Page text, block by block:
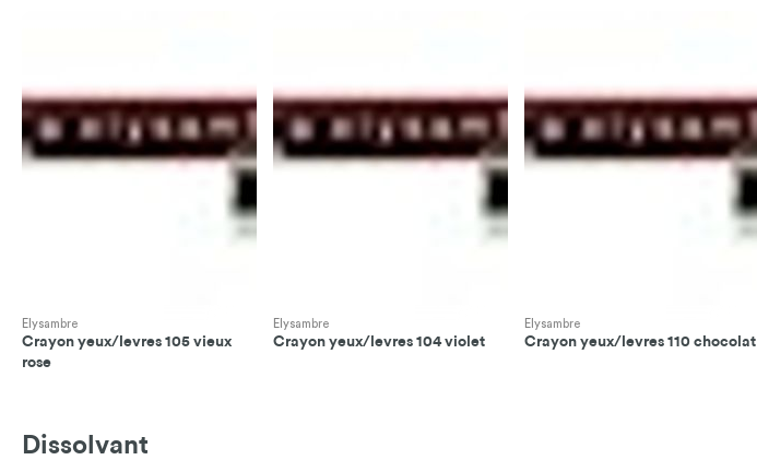
Elysambre
Crayon yeux/levres 105 vieux
rose
Elysambre
Crayon yeux/levres 104 violet
Elysambre
Crayon yeux/levres 110 chocolat
Dissolvant